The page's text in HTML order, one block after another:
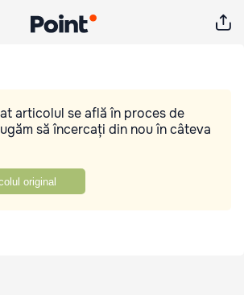
articolul se află în proces de
să încercați din nou în câteva
original